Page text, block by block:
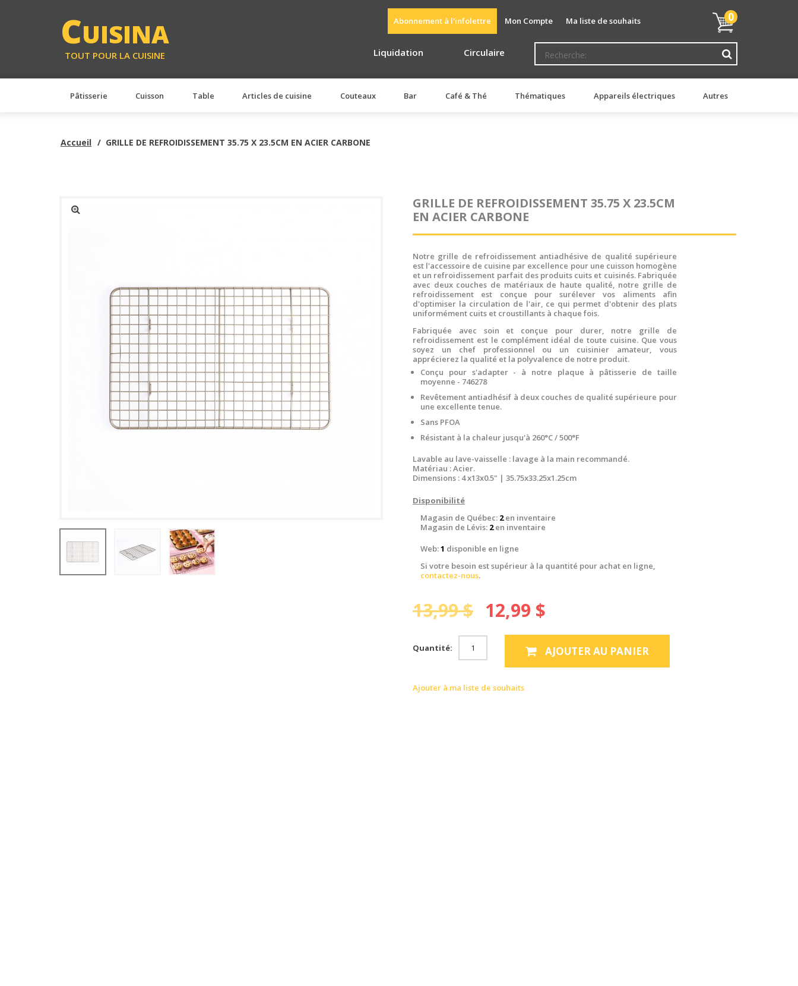
CUISINA
TOUT POUR LA CUISINE
Mon
panier
0
Abonnement à l'infolettre Mon Compte Ma liste de souhaits
Liquidation Circulaire
Pâtisserie Cuisson Table Articles de cuisine Couteaux Bar Café & Thé Thématiques Appareils électriques Autres
Accueil GRILLE DE REFROIDISSEMENT 35.75 X 23.5CM EN ACIER CARBONE
GRILLE DE REFROIDISSEMENT 35.75 X 23.5CM
EN ACIER CARBONE
Notre grille de refroidissement antiadhésive de qualité supérieure
est l'accessoire de cuisine par excellence pour une cuisson homogène
et un refroidissement parfait des produits cuits et cuisinés. Fabriquée
avec deux couches de matériaux de haute qualité, notre grille de
refroidissement est conçue pour surélever vos aliments afin
d'optimiser la circulation de l'air, ce qui permet d'obtenir des plats
uniformément cuits et croustillants à chaque fois.
Fabriquée avec soin et conçue pour durer, notre grille de
refroidissement est le complément idéal de toute cuisine. Que vous
soyez un chef professionnel ou un cuisinier amateur, vous
apprécierez la qualité et la polyvalence de notre produit.
Conçu pour s'adapter - à notre plaque à pâtisserie de taille
moyenne - 746278
Revêtement antiadhésif à deux couches de qualité supérieure pour
une excellente tenue.
Sans PFOA
Résistant à la chaleur jusqu'à 260°C / 500°F
Lavable au lave-vaisselle : lavage à la main recommandé.
Matériau : Acier.
Dimensions : 4 x13x0.5" | 35.75x33.25x1.25cm
Disponibilité
Magasin de Québec: 2en inventaire
Magasin de Lévis: 2en inventaire
Web:1 disponible en ligne
Si votre besoin est supérieur à la quantité pour achat en ligne,
contactez-nous.
13,99 $ 12,99 $
Quantité: AJOUTER AU PANIER
Ajouter à ma liste de souhaits